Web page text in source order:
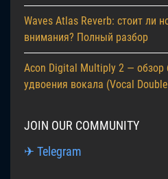
Waves Atlas Reverb: стоит ли
внимания? Полный разбор
Acon Digital Multiply 2 — обзор
удвоения вокала (Vocal
JOIN OUR COMMUNITY
✈ Telegram